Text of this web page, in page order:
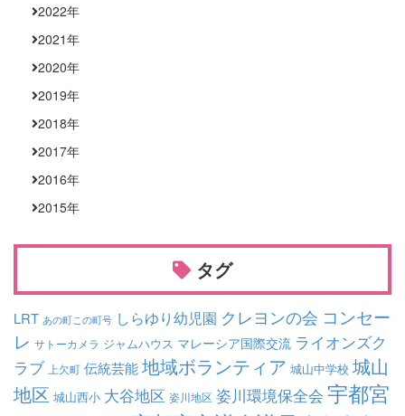
2022年
2021年
2020年
2019年
2018年
2017年
2016年
2015年
タグ
LRT あの町この町号 しらゆり幼児園 クレヨンの会 コンセー
レ サトーカメラ ジャムハウス マレーシア国際交流 ライオンズク
ラブ 上欠町 伝統芸能地域ボランティア 城山中学校 城山
地区 城山西小 大谷地区 姿川地区 姿川環境保全会 宇都宮